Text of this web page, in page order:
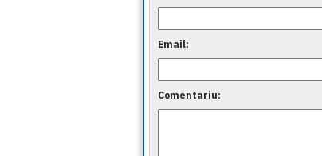
Email:
Comentariu: